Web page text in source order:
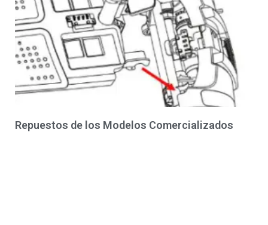
Repuestos de los Modelos Comercializados